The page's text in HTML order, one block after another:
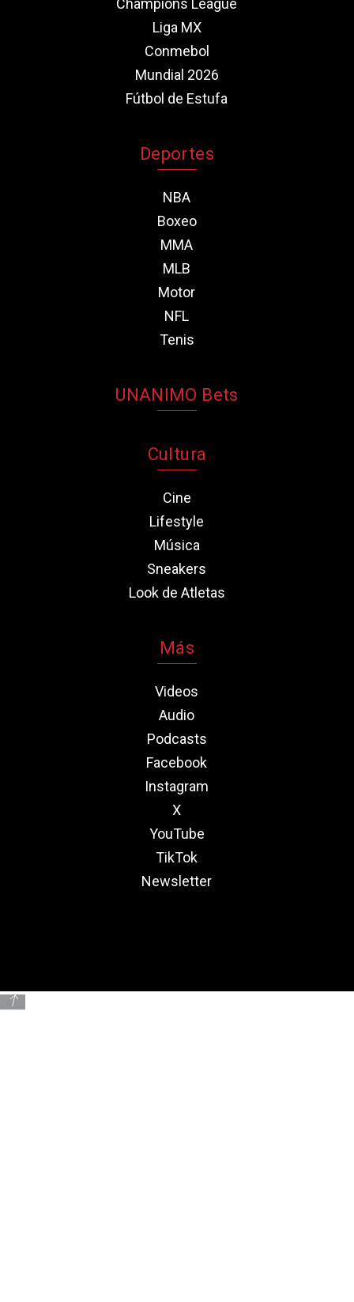
Liga MX
Conmebol
Mundial 2026
Fútbol de Estufa
Deportes
NBA
Boxeo
MMA
MLB
Motor
NFL
Tenis
UNANIMO Bets
Cultura
Cine
Lifestyle
Música
Sneakers
Look de Atletas
Más
Videos
Audio
Podcasts
Facebook
Instagram
X
YouTube
TikTok
Newsletter